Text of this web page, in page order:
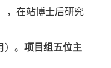
，在站博士后研究
。 项目组五位主